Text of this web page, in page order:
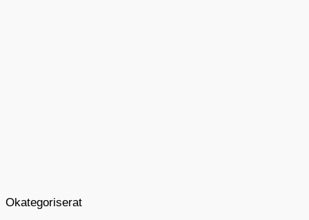
Okategoriserat